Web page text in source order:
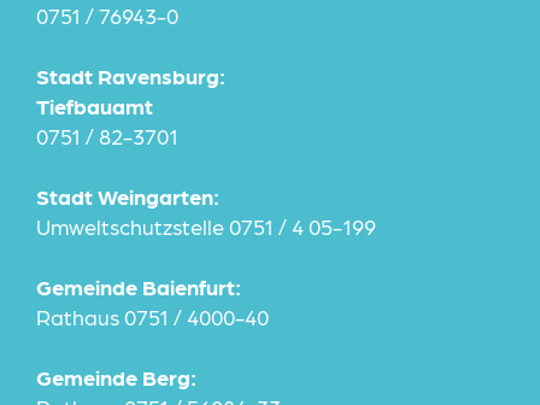
0751 / 76943-0
Stadt Ravensburg:
Tiefbauamt
0751 / 82-3701
Stadt Weingarten:
Umweltschutzstelle 0751 / 4 05-199
Gemeinde Baienfurt:
Rathaus 0751 / 4000-40
Gemeinde Berg: